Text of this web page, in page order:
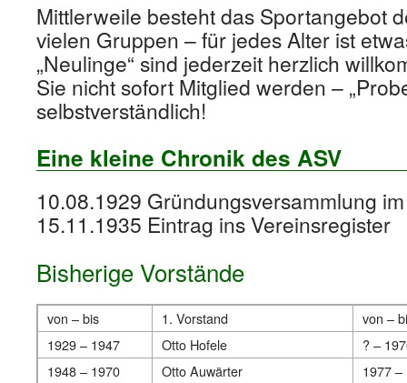
Mittlerweile besteht das Sportangebot
vielen Gruppen – für jedes Alter ist
„Neulinge“ sind jederzeit herzlich
Sie nicht sofort Mitglied werden –
selbstverständlich!
Eine kleine Chronik des ASV
10.08.1929 Gründungsversammlung
15.11.1935 Eintrag ins Vereinsregister
Bisherige Vorstände
von – bis 1. Vorstand
von –
1929 – 1947
Otto Hofele
? –
1948 – 1970
Otto Auwärter
1977 –